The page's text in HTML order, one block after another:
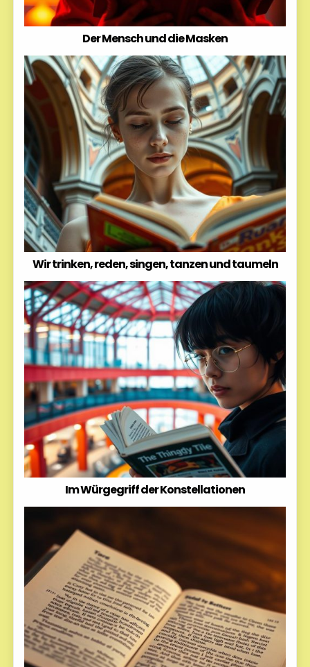
Der Mensch und die Masken
Wir trinken, reden, singen, tanzen und taumeln
Im Würgegriff der Konstellationen